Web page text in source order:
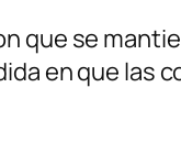
que se
en que